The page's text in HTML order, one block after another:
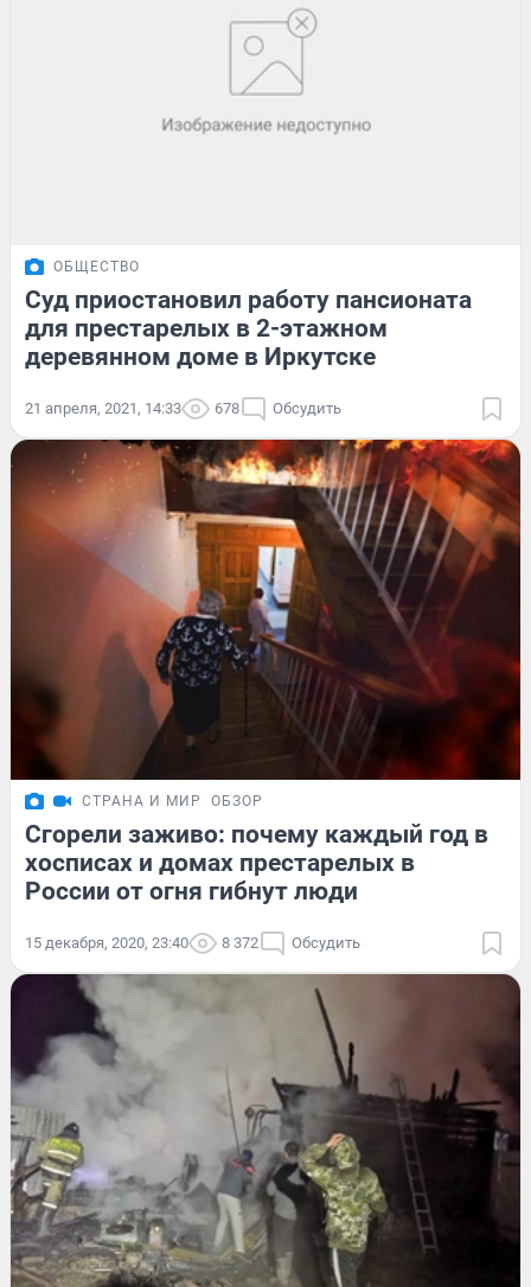
ОБЩЕСТВО
Суд приостановил работу пансионата
для престарелых в 2-этажном
деревянном доме в Иркутске
21 апреля, 2021, 14:33 678 Обсудить
СТРАНА И МИР ОБЗОР
Сгорели заживо: почему каждый год в
хосписах и домах престарелых в
России от огня гибнут люди
15 декабря, 2020, 23:40 8 372 Обсудить